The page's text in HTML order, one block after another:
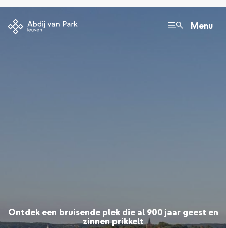
en
Menu
Ontdek een bruisende plek die al 900 jaar geest en
zinnen prikkelt